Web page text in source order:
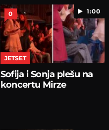
1:00
0
JETSET
Sofija i Sonja plešu na
koncertu Mirze